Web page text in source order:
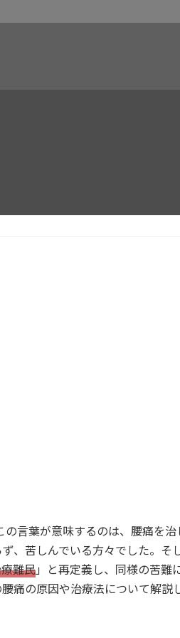
の言葉が意味するのは、腰痛を治
、苦しんでいる方々でした。そ
難民」と再定義し、同様の苦難
痛の原因や治療法について解説